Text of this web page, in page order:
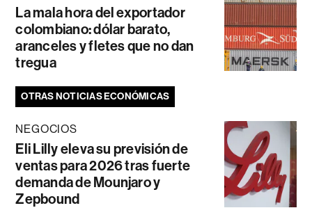
La mala hora del exportador
colombiano: dólar barato,
aranceles y fletes que no dan
tregua
OTRAS NOTICIAS ECONÓMICAS
NEGOCIOS
Eli Lilly eleva su previsión de
ventas para 2026 tras fuerte
demanda de Mounjaro y
Zepbound